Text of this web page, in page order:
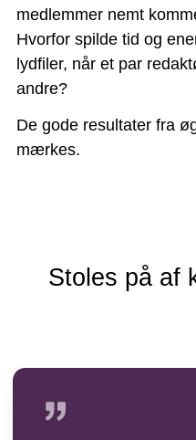
medlemmer nemt
Hvorfor spilde tid og
lydfiler, når et par
andre?
De gode resultater fra
mærkes.
Stoles på af